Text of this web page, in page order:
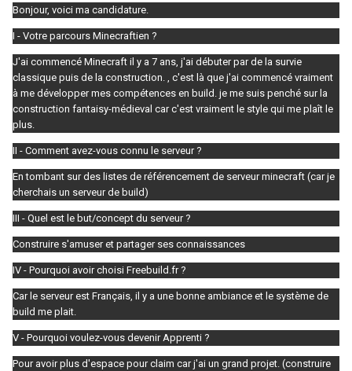
Bonjour, voici ma candidature.
I - Votre parcours Minecraftien ?
J'ai commencé Minecraft il y a 7 ans, j'ai débuter par de la survie
classique puis de la construction. , c'est là que j'ai commencé vraiment
à me développer mes compétences en build. je me suis penché sur la
construction fantaisy-médieval car c'est vraiment le style qui me plaît le
plus.
II - Comment avez-vous connu le serveur ?
En tombant sur des listes de référencement de serveur minecraft (car je
cherchais un serveur de build)
III - Quel est le but/concept du serveur ?
Construire s'amuser et partager ses connaissances
IV - Pourquoi avoir choisi Freebuild.fr ?
Car le serveur est Français, il y a une bonne ambiance et le système de
build me plait.
V - Pourquoi voulez-vous devenir Apprenti ?
Pour avoir plus d'espace pour claim car j'ai un grand projet. (construire